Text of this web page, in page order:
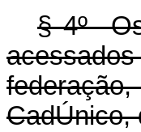
§ 4º
CadÚnico,